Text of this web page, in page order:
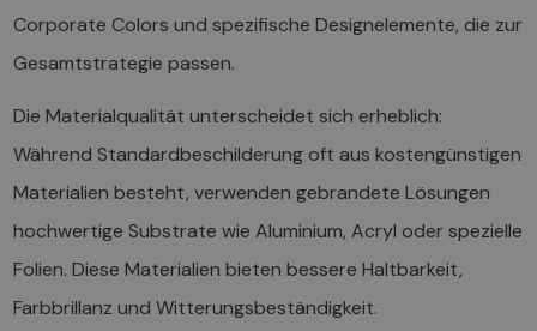
Corporate Colors und spezifische Designelemente, die zur
Gesamtstrategie passen.
Die Materialqualität unterscheidet sich erheblich:
Während Standardbeschilderung oft aus kostengünstigen
Materialien besteht, verwenden gebrandete Lösungen
hochwertige Substrate wie Aluminium, Acryl oder spezielle
Folien. Diese Materialien bieten bessere Haltbarkeit,
Farbbrillanz und Witterungsbeständigkeit.